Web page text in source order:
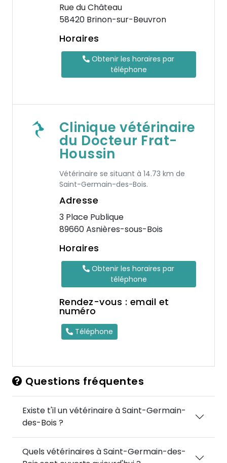
Rue du Château
58420 Brinon-sur-Beuvron
Horaires
Obtenir les horaires par
téléphone
Clinique vétérinaire
du Docteur Frat-
Houssin
Vétérinaire se situant à 14.73 km de
Saint-Germain-des-Bois.
Adresse
3 Place Publique
89660 Asnières-sous-Bois
Horaires
Obtenir les horaires par
téléphone
Rendez-vous : email et
numéro
Téléphone
Questions fréquentes
Existe t'il un vétérinaire à Saint-Germain-
des-Bois ?
Quels vétérinaires à Saint-Germain-des-